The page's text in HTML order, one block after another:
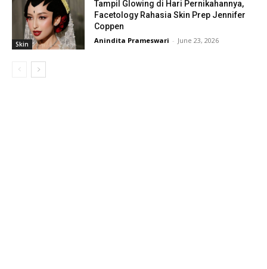
Skin
Tampil Glowing di Hari Pernikahannya,
Facetology Rahasia Skin Prep Jennifer
Coppen
Anindita Prameswari - June 23, 2026